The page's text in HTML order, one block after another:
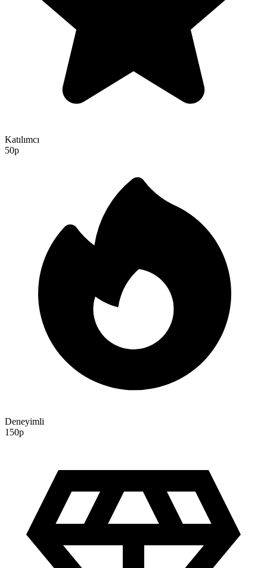
Katılımcı
50p
Deneyimli
150p